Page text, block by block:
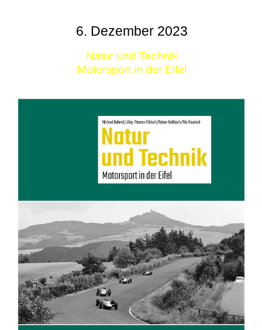
6. Dezember 2023
Natur und Technik
Motorsport in der Eifel